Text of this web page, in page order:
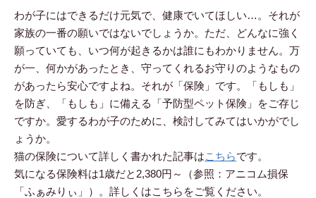
わが子にはできるだけ元気で、健康でいてほしい…。それが
家族の一番の願いではないでしょうか。ただ、どんなに強く
願っていても、いつ何が起きるかは誰にもわかりません。万
が一、何かがあったとき、守ってくれるお守りのようなもの
があったら安心ですよね。それが「保険」です。「もしも」
を防ぎ、「もしも」に備える「予防型ペット保険」をご存じ
ですか。愛するわが子のために、検討してみてはいかがでし
ょうか。
猫の保険について詳しく書かれた記事はこちらです。
気になる保険料は1歳だと2,380円～（参照：アニコム損保
「ふぁみりぃ」）。詳しくはこちらをご覧ください。